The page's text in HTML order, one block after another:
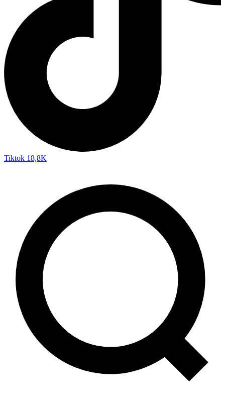
Tiktok 18,8K